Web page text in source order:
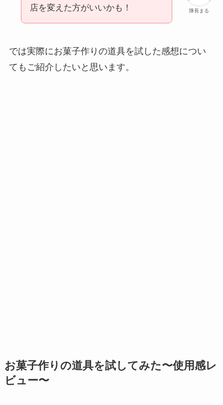
隊長まる
店を変えた方がいいかも！
では実際にお菓子作りの道具を試した感想につい
てもご紹介したいと思います。
お菓子作りの道具を試してみた〜使用感レ
ビュー〜